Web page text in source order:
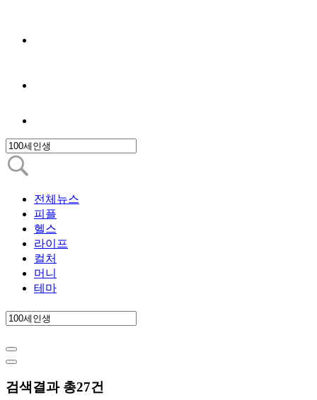
전체뉴스
피플
헬스
라이프
컬처
머니
테마
검색결과 총27건